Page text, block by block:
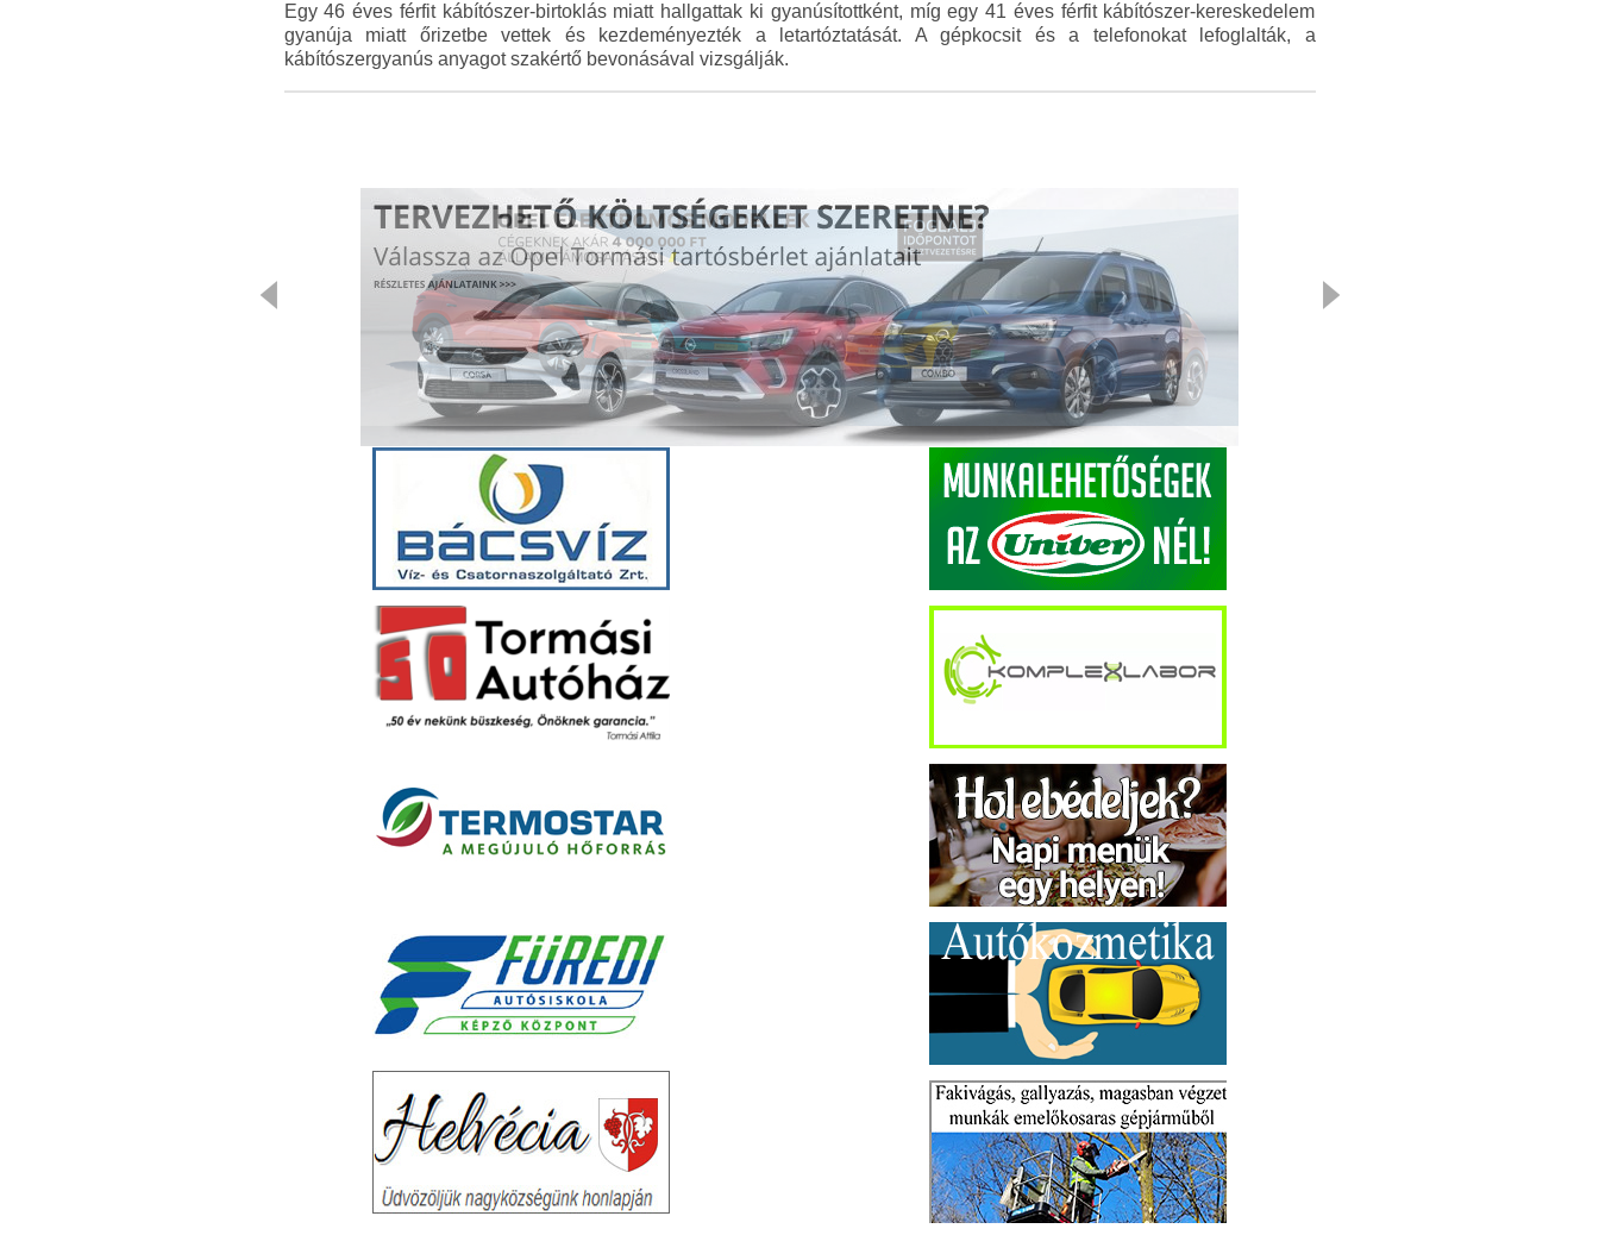
Egy 46 éves férfit kábítószer-birtoklás miatt hallgattak ki gyanúsítottként, míg egy 41 éves férfit kábítószer-kereskedelem
gyanúja miatt őrizetbe vettek és kezdeményezték a letartóztatását. A gépkocsit és a telefonokat lefoglalták, a
kábítószergyanús anyagot szakértő bevonásával vizsgálják.